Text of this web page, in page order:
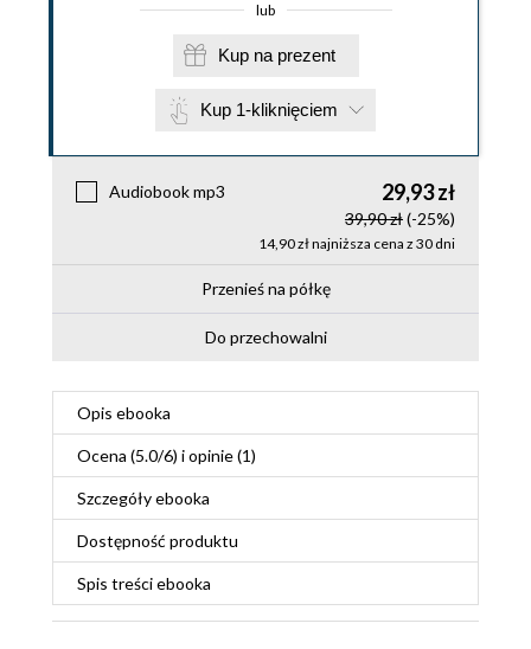
lub
Kup na prezent
Kup 1-kliknięciem
Audiobook mp3 29,93 zł
39,90 zł(-25%)
14,90 zł najniższa cena z 30 dni
Przenieś na półkę
Do przechowalni
Opis ebooka
Ocena (5.0/6) i opinie (1)
Szczegółyebooka
Dostępność produktu
Spis treściebooka